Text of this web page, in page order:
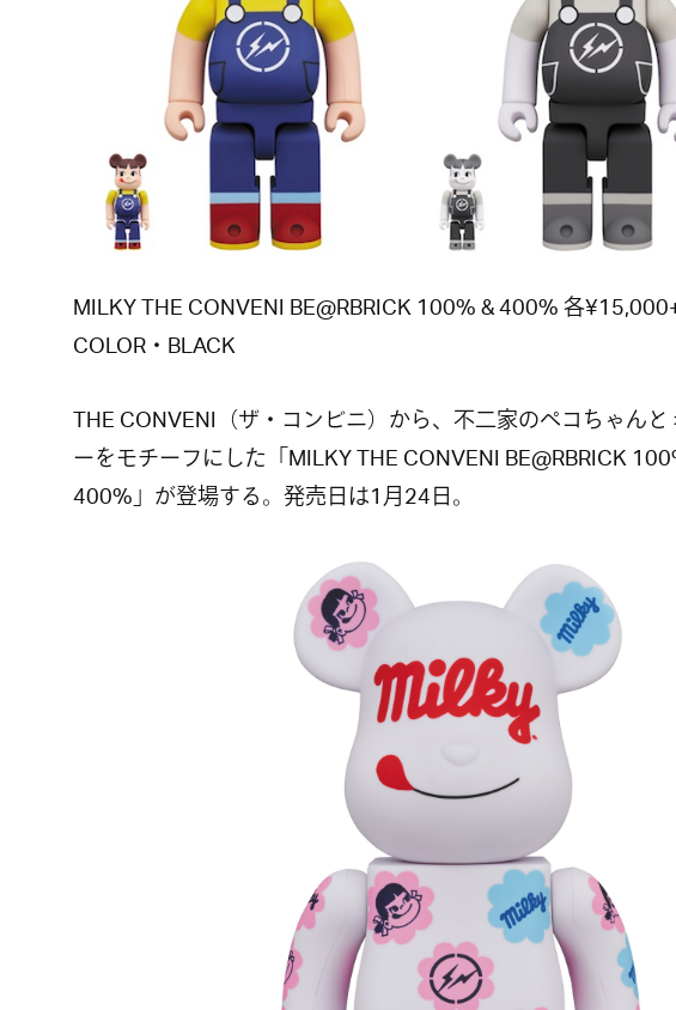
MILKY THE CONVENI BE@RBRICK 100% & 400% 各
COLOR・BLACK
THE CONVENI（ザ・コンビニ）から、不二家のペコちゃん
ーをモチーフにした「MILKY THE CONVENI BE@RBRICK
400%」が登場する。発売日は1月24日。